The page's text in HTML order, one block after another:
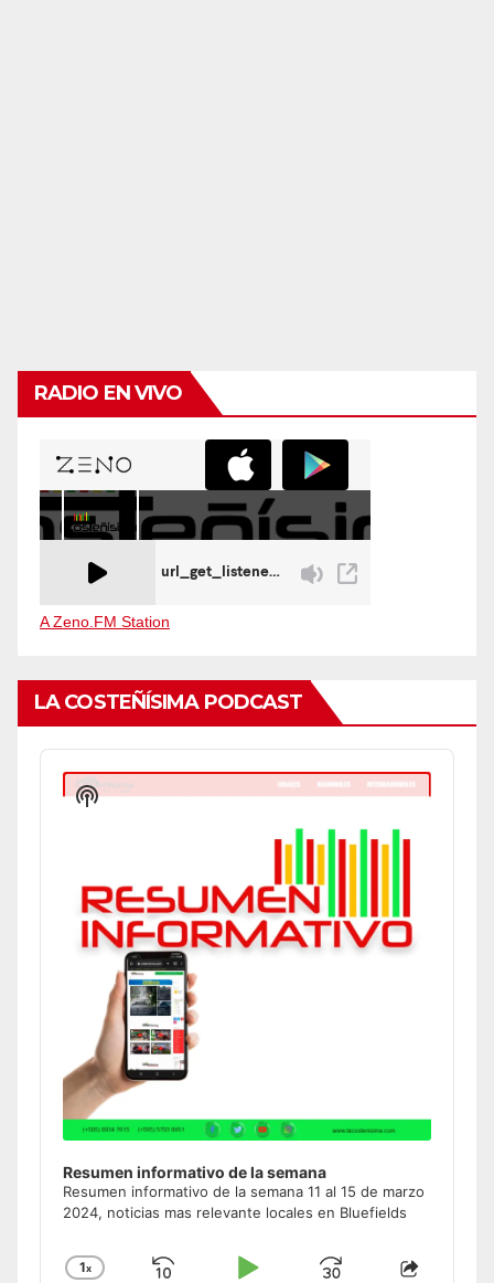
RADIO EN VIVO
A Zeno.FM Station
LA COSTEÑÍSIMA PODCAST
Audio
Player
Resumen informativo de la semana
Resumen informativo de la semana 11 al 15 de marzo
2024, noticias mas relevante locales en Bluefields
Change
1x Share
Show
Podcast